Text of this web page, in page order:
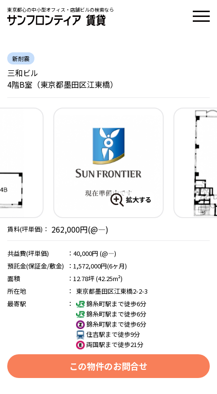
東京都心の中小型オフィス・店舗ビルの検索なら
新耐震
三和ビル
4階B室（東京都墨田区江東橋）
賃料(坪単価)： 262,000円(@―)
共益費(坪単価) ： 40,000円 (@―)
預託金(保証金/敷金)
： 1,572,000円(6ヶ月)
面積
： 12.78坪 (42.25m²)
所在地
：
東京都墨田区江東橋2-2-3
最寄駅
：
錦糸町駅まで徒歩6分
錦糸町駅まで徒歩6分
錦糸町駅まで徒歩6分
住吉駅まで徒歩9分
両国駅まで徒歩21分
この物件のお問合せ